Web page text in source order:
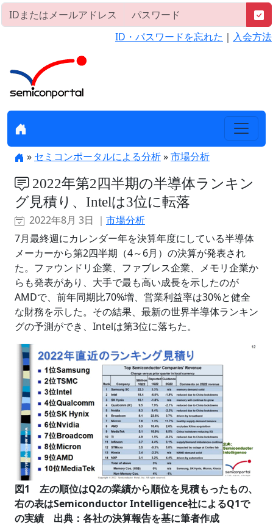
ID・パスワードを忘れた ｜ 入会方法
» セミコンポータルによる分析»市場分析
2022年第2四半期の半導体ランキン
グ見積り、Intelは3位に転落
2022年8月 3日 ｜ 市場分析
7月最終週にカレンダー年を決算年度にしている半導体
メーカーから第2四半期（4～6月）の決算が発表され
た。ファウンドリ企業、ファブレス企業、メモリ企業か
らも発表があり、大手で最も高い成長を示したのが
AMDで、前年同期比70%増、営業利益率は30%と健全
な財務を示した。その結果、最新の世界半導体ランキン
グの予測ができ、Intelは第3位に落ちた。
図1 左の順位はQ2の業績から順位を見積もったもの、
右の表はSemiconductor Intelligence社によるQ1で
の実績 出典：各社の決算報告を基に筆者作成